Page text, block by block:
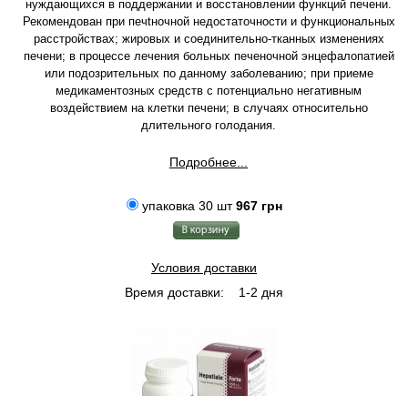
нуждающихся в поддержании и восстановлении функций печени.
Рекомендован при печtночной недостаточности и функциональных
расстройствах; жировых и соединительно-тканных изменениях
печени; в процессе лечения больных печеночной энцефалопатией
или подозрительных по данному заболеванию; при приеме
медикаментозных средств с потенциально негативным
воздействием на клетки печени; в случаях относительно
длительного голодания.
Подробнее...
упаковка 30 шт967 грн
Условия доставки
Время доставки:
1-2 дня